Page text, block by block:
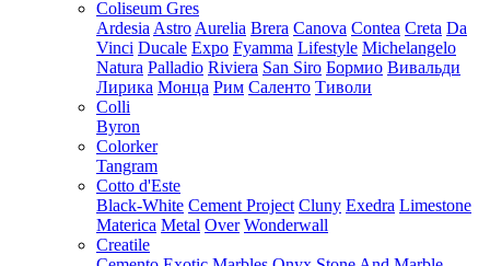
Coliseum Gres
Ardesia Astro Aurelia Brera Canova Contea Creta Da
Vinci Ducale Expo Fyamma Lifestyle Michelangelo
Natura Palladio Riviera San Siro Бормио Вивальди
Лирика Монца Рим Саленто Тиволи
Colli
Byron
Colorker
Tangram
Cotto d'Este
Black-White Cement Project Cluny Exedra Limestone
Materica Metal Over Wonderwall
Creatile